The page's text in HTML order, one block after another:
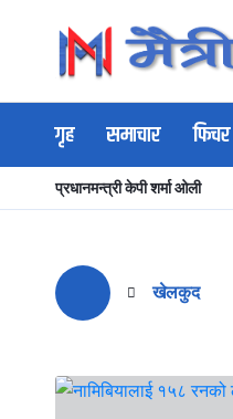
गृह समाचार फिचर
प्रधानमन्त्री केपी शर्मा ओली
खेलकुद